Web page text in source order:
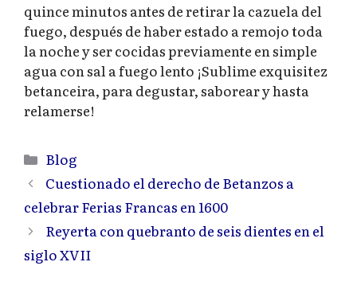
quince minutos antes de retirar la cazuela del
fuego, después de haber estado a remojo toda
la noche y ser cocidas previamente en simple
agua con sal a fuego lento ¡Sublime exquisitez
betanceira, para degustar, saborear y hasta
relamerse!
Categorías
Blog
Cuestionado el derecho de Betanzos a
celebrar Ferias Francas en 1600
Reyerta con quebranto de seis dientes en el
siglo XVII